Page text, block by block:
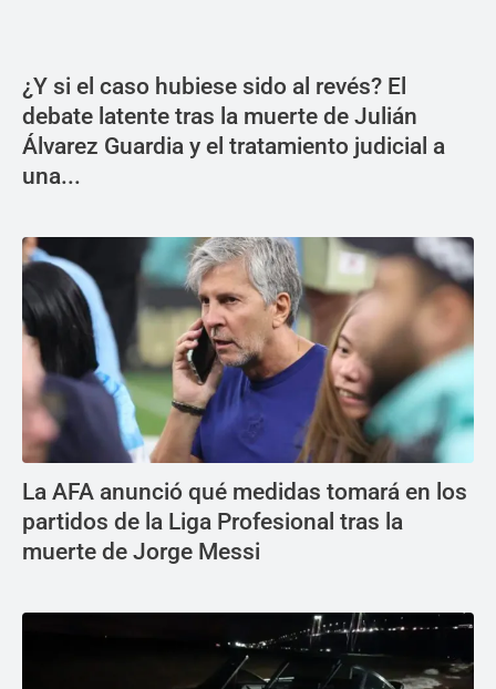
¿Y si el caso hubiese sido al revés? El
debate latente tras la muerte de Julián
Álvarez Guardia y el tratamiento judicial a
una...
La AFA anunció qué medidas tomará en los
partidos de la Liga Profesional tras la
muerte de Jorge Messi